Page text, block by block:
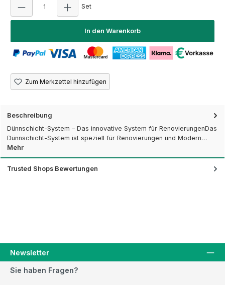
Set
In den Warenkorb
Zum Merkzettel hinzufügen
Beschreibung
Dünnschicht-System – Das innovative System für RenovierungenDas
Dünnschicht-System ist speziell für Renovierungen und Modern…
Mehr
Trusted Shops Bewertungen
Newsletter
Sie haben Fragen?